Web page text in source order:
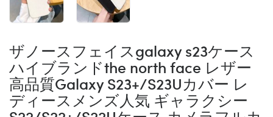
ザノースフェイスgalaxy s23ケース
ハイブランドthe north face レザー
高品質Galaxy S23+/S23Uカバー レ
ディースメンズ人気 ギャラクシー